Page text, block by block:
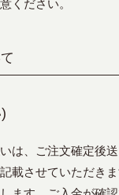
ください。
は、ご注文確定後
載させていただき